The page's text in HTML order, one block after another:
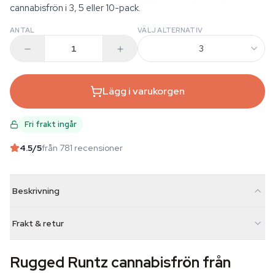
cannabisfrön i 3, 5 eller 10-pack.
ANTAL VÄLJ ALTERNATIV
3
Lägg i varukorgen
Fri frakt ingår
4.5/5från 781 recensioner
Beskrivning
Frakt & retur
Rugged Runtz cannabisfrön från